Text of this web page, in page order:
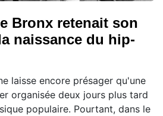
Bronx retenait son
naissance du hip-
laisse encore présager qu'une
organisée deux jours plus tard
populaire. Pourtant, dans le